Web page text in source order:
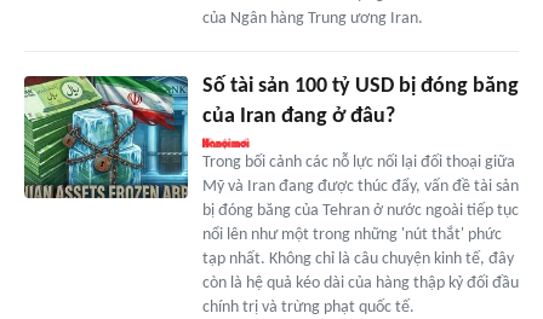
của Ngân hàng Trung ương Iran.
Số tài sản 100 tỷ USD bị đóng băng
của Iran đang ở đâu?
Trong bối cảnh các nỗ lực nối lại đối thoại giữa
Mỹ và Iran đang được thúc đẩy, vấn đề tài sản
bị đóng băng của Tehran ở nước ngoài tiếp tục
nổi lên như một trong những 'nút thắt' phức
tạp nhất. Không chỉ là câu chuyện kinh tế, đây
còn là hệ quả kéo dài của hàng thập kỷ đối đầu
chính trị và trừng phạt quốc tế.